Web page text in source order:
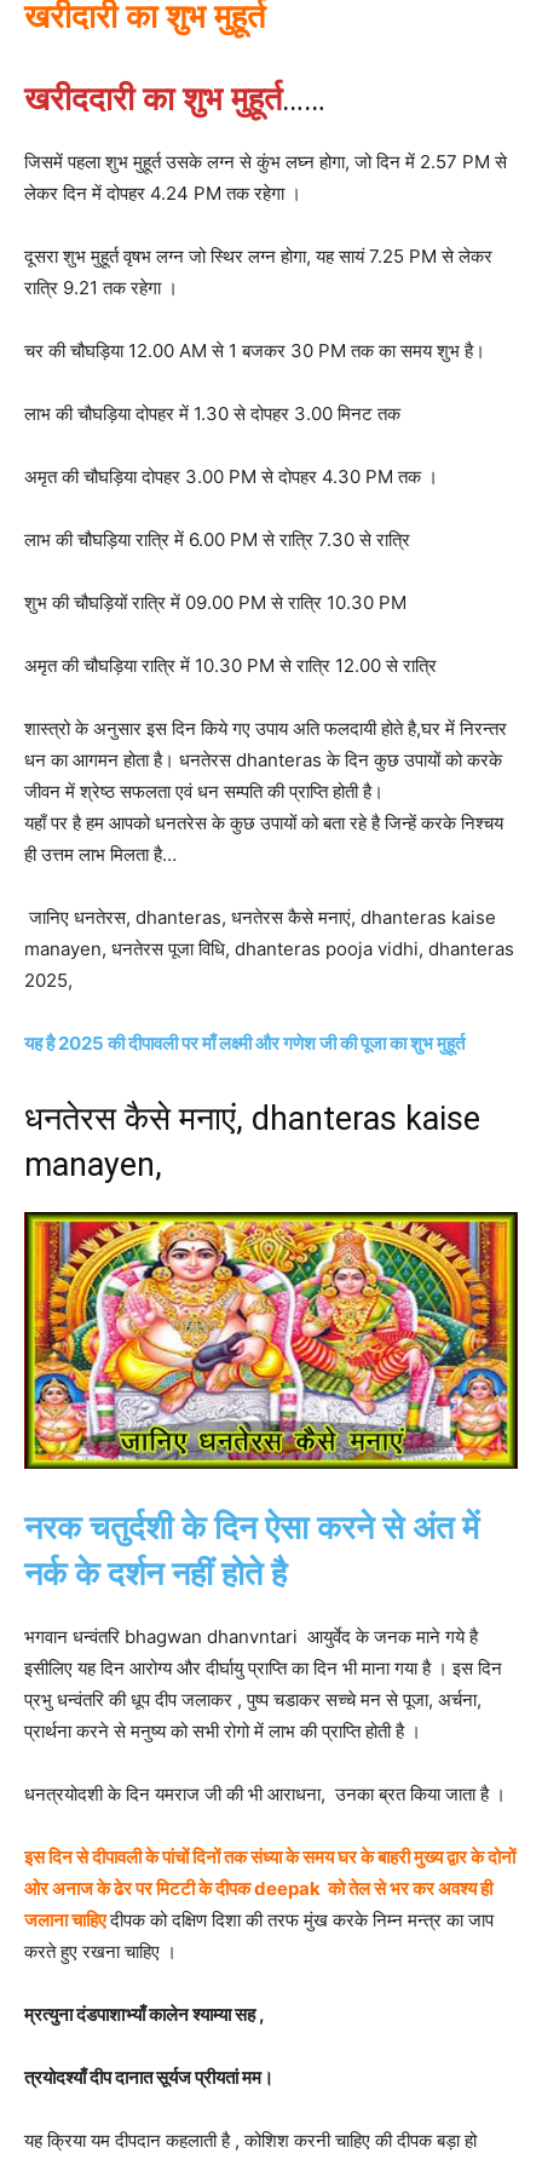
खरीदारी का शुभ मुहूर्त
खरीददारी का शुभ मुहूर्त……
जिसमें पहला शुभ मुहूर्त उसके लग्न से कुंभ लघ्न होगा, जो दिन में 2.57 PM से
लेकर दिन में दोपहर 4.24 PM तक रहेगा ।
दूसरा शुभ मुहूर्त वृषभ लग्न जो स्थिर लग्न होगा, यह सायं 7.25 PM से लेकर
रात्रि 9.21 तक रहेगा ।
चर की चौघड़िया 12.00 AM से 1 बजकर 30 PM तक का समय शुभ है।
लाभ की चौघड़िया दोपहर में 1.30 से दोपहर 3.00 मिनट तक
अमृत की चौघड़िया दोपहर 3.00 PM से दोपहर 4.30 PM तक ।
लाभ की चौघड़िया रात्रि में 6.00 PM से रात्रि 7.30 से रात्रि
शुभ की चौघड़ियों रात्रि में 09.00 PM से रात्रि 10.30 PM
अमृत की चौघड़िया रात्रि में 10.30 PM से रात्रि 12.00 से रात्रि
शास्त्रो के अनुसार इस दिन किये गए उपाय अति फलदायी होते है,घर में निरन्तर
धन का आगमन होता है। धनतेरस dhanteras के दिन कुछ उपायों को करके
जीवन में श्रेष्ठ सफलता एवं धन सम्पति की प्राप्ति होती है।
यहाँ पर है हम आपको धनतरेस के कुछ उपायों को बता रहे है जिन्हें करके निश्चय
ही उत्तम लाभ मिलता है…
जानिए धनतेरस, dhanteras, धनतेरस कैसे मनाएं, dhanteras kaise
manayen, धनतेरस पूजा विधि, dhanteras pooja vidhi, dhanteras
2025,
यह है 2025 की दीपावली पर माँ लक्ष्मी और गणेश जी की पूजा का शुभ मुहूर्त
धनतेरस कैसे मनाएं, dhanteras kaise
manayen,
नरक चतुर्दशी के दिन ऐसा करने से अंत में
नर्क के दर्शन नहीं होते है
भगवान धन्वंतरि bhagwan dhanvntari आयुर्वेद के जनक माने गये है
इसीलिए यह दिन आरोग्य और दीर्घायु प्राप्ति का दिन भी माना गया है । इस दिन
प्रभु धन्वंतरि की धूप दीप जलाकर , पुष्प चडाकर सच्चे मन से पूजा, अर्चना,
प्रार्थना करने से मनुष्य को सभी रोगो में लाभ की प्राप्ति होती है ।
धनत्रयोदशी के दिन यमराज जी की भी आराधना, उनका ब्रत किया जाता है ।
इस दिन से दीपावली के पांचों दिनों तक संध्या के समय घर के बाहरी मुख्य द्वार के दोनों
ओर अनाज के ढेर पर मिटटी के दीपक deepak को तेल से भर कर अवश्य ही
जलाना चाहिएदीपक को दक्षिण दिशा की तरफ मुंख करके निम्न मन्त्र का जाप
करते हुए रखना चाहिए ।
म्रत्युना दंडपाशाभ्याँ कालेन श्याम्या सह ,
त्रयोदश्याँ दीप दानात सूर्यज प्रीयतां मम।
यह क्रिया यम दीपदान कहलाती है , कोशिश करनी चाहिए की दीपक बड़ा हो